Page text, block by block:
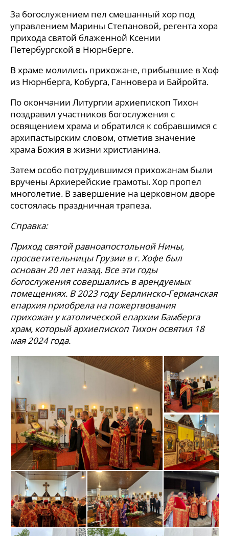
За богослужением пел смешанный хор под
управлением Марины Степановой, регента хора
прихода святой блаженной Ксении
Петербургской в Нюрнберге.
В храме молились прихожане, прибывшие в Хоф
из Нюрнберга, Кобурга, Ганновера и Байройта.
По окончании Литургии архиепископ Тихон
поздравил участников богослужения с
освящением храма и обратился к собравшимся с
архипастырским словом, отметив значение
храма Божия в жизни христианина.
Затем особо потрудившимся прихожанам были
вручены Архиерейские грамоты. Хор пропел
многолетие. В завершение на церковном дворе
состоялась праздничная трапеза.
Справка:
Приход святой равноапостольной Нины,
просветительницы Грузии в г. Хофе был
основан 20 лет назад. Все эти годы
богослужения совершались в арендуемых
помещениях. В 2023 году Берлинско-Германская
епархия приобрела на пожертвования
прихожан у католической епархии Бамберга
храм, который архиепископ Тихон освятил 18
мая 2024 года.